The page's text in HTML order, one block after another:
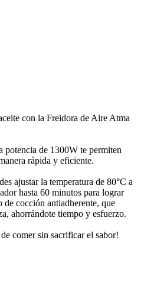
con la Freidora de Aire Atma
potencia de 1300W te permiten
rápida y eficiente.
ajustar la temperatura de 80°C a
hasta 60 minutos para lograr
de cocción antiadherente, que
ahorrándote tiempo y esfuerzo.
comer sin sacrificar el sabor!